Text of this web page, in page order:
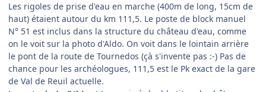
Les rigoles de prise d'eau en marche (400m de long, 15cm de
haut) étaient autour du km 111,5. Le poste de block manuel
N° 51 est inclus dans la structure du château d'eau, comme
on le voit sur la photo d'Aldo. On voit dans le lointain arrière
le pont de la route de Tournedos (çà s'invente pas :-) Pas de
chance pour les archéologues, 111,5 est le Pk exact de la gare
de Val de Reuil actuelle.